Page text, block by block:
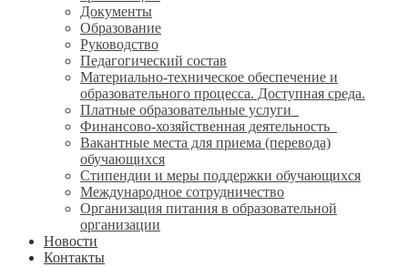
Документы
Образование
Руководство
Педагогический состав
Материально-техническое обеспечение и
образовательного процесса. Доступная среда.
Платные образовательные услуги
Финансово-хозяйственная деятельность
Вакантные места для приема (перевода)
обучающихся
Стипендии и меры поддержки обучающихся
Международное сотрудничество
Организация питания в образовательной
организации
Новости
Контакты